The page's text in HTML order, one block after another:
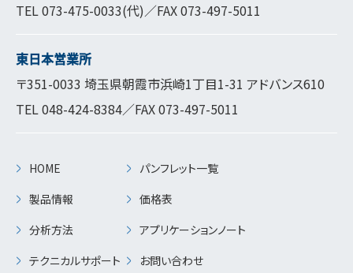
TEL073-475-0033(代)／FAX 073-497-5011
東日本営業所
〒351-0033 埼玉県朝霞市浜崎1丁目1-31 アドバンス610
TEL048-424-8384／FAX 073-497-5011
HOME
製品情報
分析方法
テクニカルサポート
パンフレット一覧
価格表
アプリケーションノート
お問い合わせ